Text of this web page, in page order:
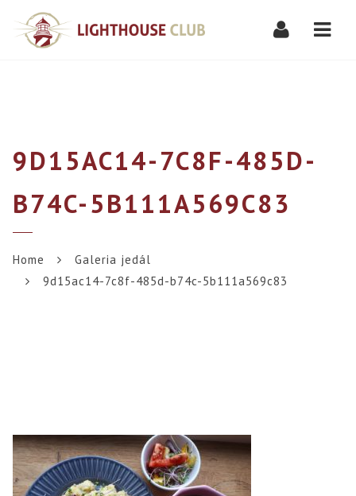
9D15AC14-7C8F-485D-
B74C-5B111A569C83
Home
Galeria jedál
9d15ac14-7c8f-485d-b74c-5b111a569c83